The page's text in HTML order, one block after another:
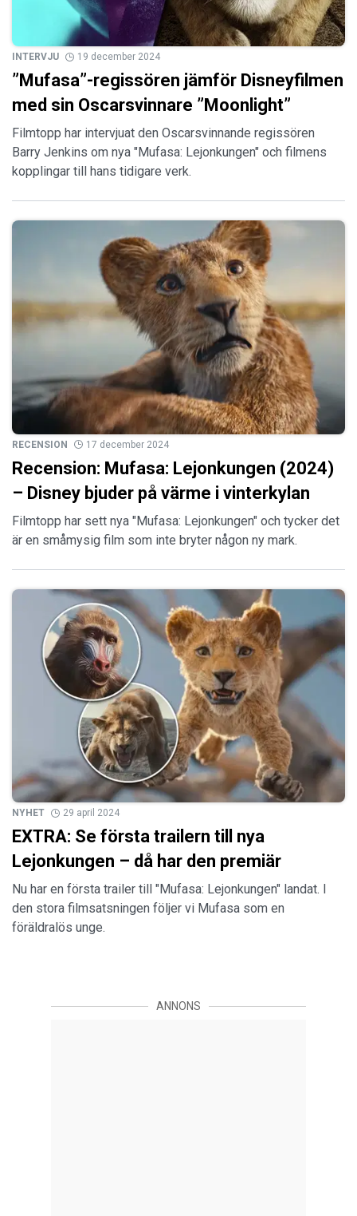
INTERVJU 19 december 2024
”Mufasa”-regissören jämför Disneyfilmen
med sin Oscarsvinnare ”Moonlight”
Filmtopp har intervjuat den Oscarsvinnande regissören
Barry Jenkins om nya "Mufasa: Lejonkungen" och filmens
kopplingar till hans tidigare verk.
RECENSION 17 december 2024
Recension: Mufasa: Lejonkungen (2024)
– Disney bjuder på värme i vinterkylan
Filmtopp har sett nya "Mufasa: Lejonkungen" och tycker det
är en småmysig film som inte bryter någon ny mark.
NYHET 29 april 2024
EXTRA: Se första trailern till nya
Lejonkungen – då har den premiär
Nu har en första trailer till "Mufasa: Lejonkungen" landat. I
den stora filmsatsningen följer vi Mufasa som en
föräldralös unge.
ANNONS